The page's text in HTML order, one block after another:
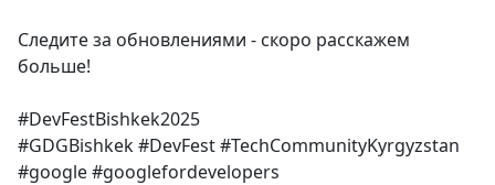
Следите за обновлениями - скоро расскажем
больше!
#DevFestBishkek2025
#GDGBishkek #DevFest #TechCommunityKyrgyzstan
#google #googlefordevelopers